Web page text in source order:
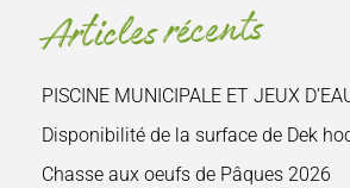
Articles récents
PISCINE MUNICIPALE ET JEUX
Disponibilité de la surface de Dek
Chasse aux oeufs de Pâques 2026